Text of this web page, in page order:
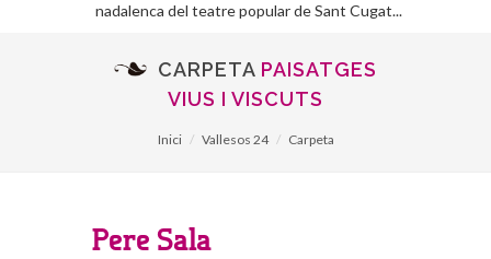
nadalenca del teatre popular de Sant Cugat...Granollers i
CARPETA PAISATGES
VIUS I VISCUTS
Inici Vallesos 24 Carpeta
Pere Sala